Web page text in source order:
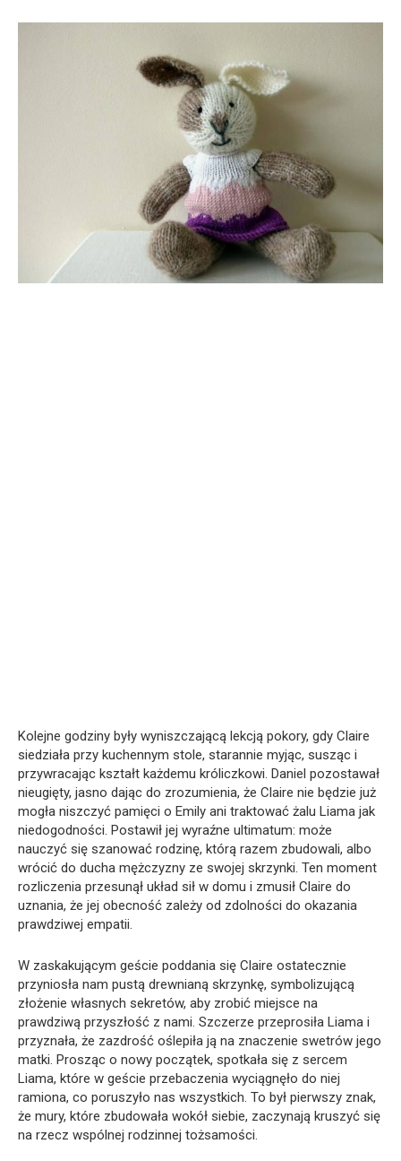
Kolejne godziny były wyniszczającą lekcją pokory, gdy Claire
siedziała przy kuchennym stole, starannie myjąc, susząc i
przywracając kształt każdemu króliczkowi. Daniel pozostawał
nieugięty, jasno dając do zrozumienia, że Claire nie będzie już
mogła niszczyć pamięci o Emily ani traktować żalu Liama jak
niedogodności. Postawił jej wyraźne ultimatum: może
nauczyć się szanować rodzinę, którą razem zbudowali, albo
wrócić do ducha mężczyzny ze swojej skrzynki. Ten moment
rozliczenia przesunął układ sił w domu i zmusił Claire do
uznania, że jej obecność zależy od zdolności do okazania
prawdziwej empatii.
W zaskakującym geście poddania się Claire ostatecznie
przyniosła nam pustą drewnianą skrzynkę, symbolizującą
złożenie własnych sekretów, aby zrobić miejsce na
prawdziwą przyszłość z nami. Szczerze przeprosiła Liama i
przyznała, że zazdrość oślepiła ją na znaczenie swetrów jego
matki. Prosząc o nowy początek, spotkała się z sercem
Liama, które w geście przebaczenia wyciągnęło do niej
ramiona, co poruszyło nas wszystkich. To był pierwszy znak,
że mury, które zbudowała wokół siebie, zaczynają kruszyć się
na rzecz wspólnej rodzinnej tożsamości.